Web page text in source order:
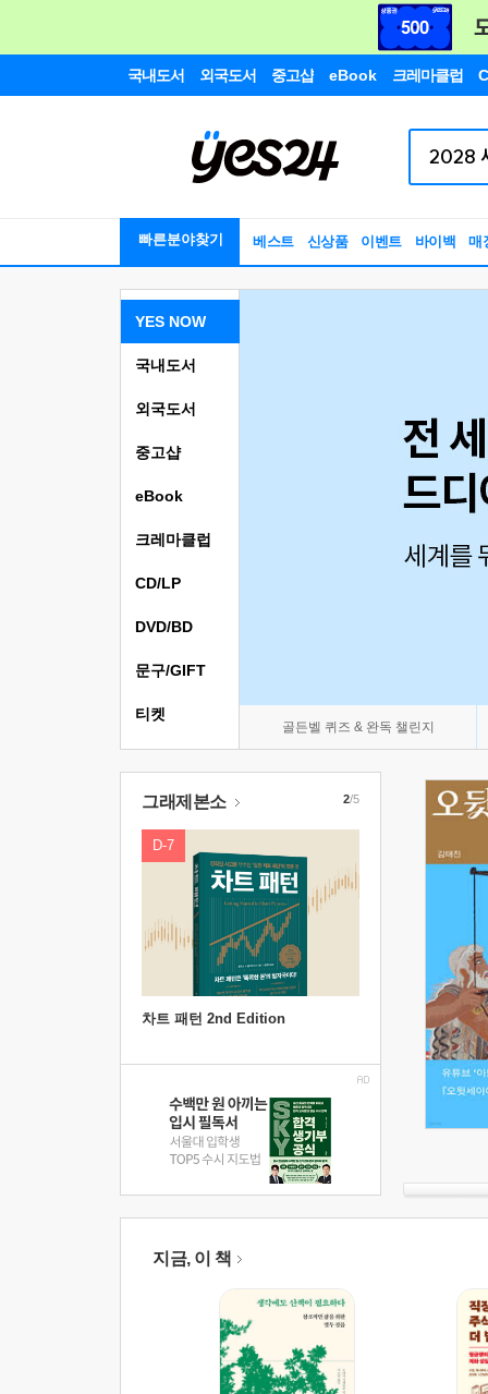
국내도서 외국도서 중고샵 eBook 크레마클럽
빠른분야찾기 베스트 신상품 이벤트 바이백 매
YES NOW
골든벨 퀴즈 & 완독 챌린지
국내도서
외국도서
중고샵
eBook
크레마클럽
CD/LP
DVD/BD
문구/GIFT
티켓
그래제본소
D-7
차트 패턴 2nd Edition
2/5
지금, 이 책